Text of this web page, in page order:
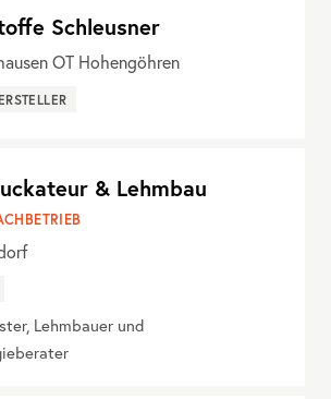
Schleusner
OT Hohengöhren
& Lehmbau
Lehmbauer und